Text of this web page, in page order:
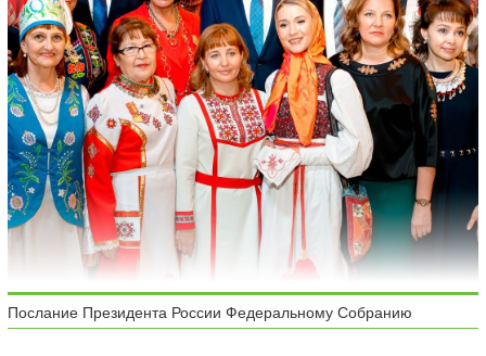
Послание Президента России Федеральному Собранию